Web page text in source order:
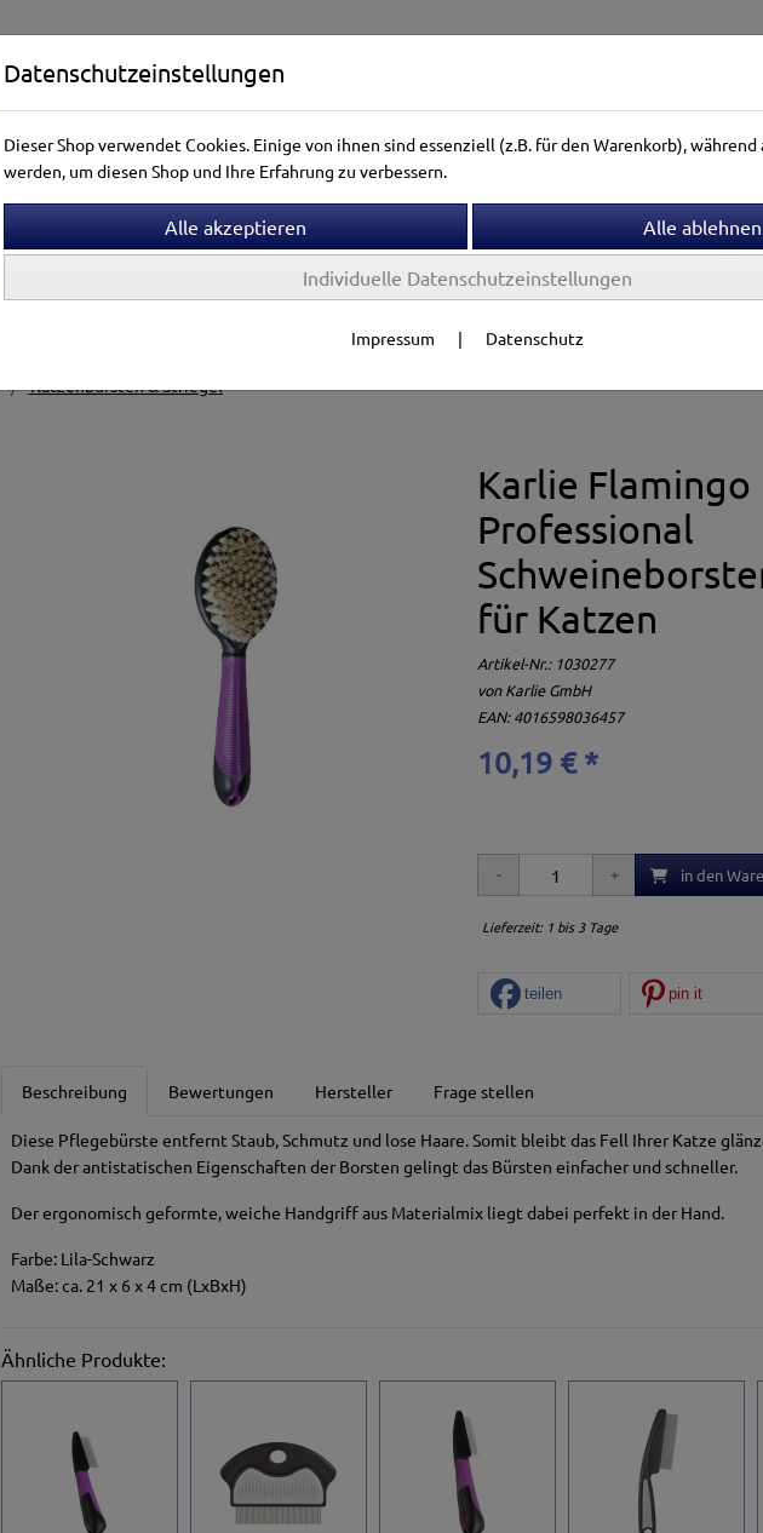
Hundewelt Kleintierwelt Vogelwelt Aquarienwelt Terrarienwelt
Fellpflege
Katzenbürsten & Striegel
Karlie Flamingo
Professional
für Katzen
Artikel-Nr.: 1030277
vonKarlie GmbH
EAN: 4016598036457
10,19 € *
in den
Lieferzeit: 1 bis 3 Tage
teilen pin it
Beschreibung Bewertungen Hersteller Frage stellen
Diese Pflegebürste entfernt Staub, Schmutz und lose Haare. Somit bleibt das Fell Ihrer Katze
Dank der antistatischen Eigenschaften der Borsten gelingt das Bürsten einfacher und schneller.
Der ergonomisch geformte, weiche Handgriff aus Materialmix liegt dabei perfekt in der Hand.
Farbe: Lila-Schwarz
Maße: ca. 21 x 6 x 4 cm (LxBxH)
Ähnliche Produkte:
Datenschutzeinstellungen
Dieser Shop verwendet Cookies. Einige von ihnen sind essenziell (z.B. für den Warenkorb),
werden, um diesen Shop und Ihre Erfahrung zu verbessern.
Individuelle Datenschutzeinstellungen
Impressum | Datenschutz